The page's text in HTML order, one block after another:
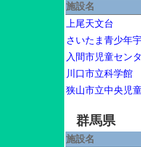
施設名
上尾天文台
さいたま青少年
入間市児童セン
川口市立科学館
狭山市立中央児
群馬県
施設名